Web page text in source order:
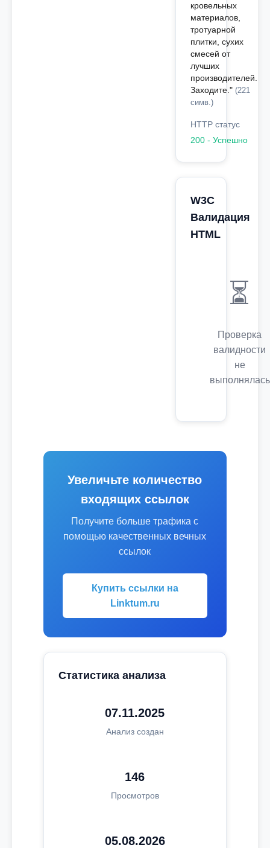
кровельных
материалов,
тротуарной
плитки, сухих
смесей от
лучших
производителей.
Заходите." (221
симв.)
HTTP статус
200 - Успешно
W3C
Валидация
HTML
⏳
Проверка
валидности
не
выполнялась
Увеличьте количество
входящих ссылок
Получите больше трафика с
помощью качественных вечных
ссылок
Купить ссылки на
Linktum.ru
Статистика анализа
07.11.2025
Анализ создан
146
Просмотров
05.08.2026